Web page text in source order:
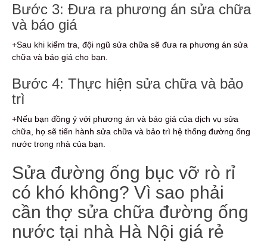
Bước 3: Đưa ra phương án sửa chữa
và báo giá
+Sau khi kiểm tra, đội ngũ sửa chữa sẽ đưa ra phương án sửa
chữa và báo giá cho bạn.
Bước 4: Thực hiện sửa chữa và bảo
trì
+Nếu bạn đồng ý với phương án và báo giá của dịch vụ sửa
chữa, họ sẽ tiến hành sửa chữa và bảo trì hệ thống đường ống
nước trong nhà của bạn.
Sửa đường ống bục vỡ rò rỉ
có khó không? Vì sao phải
cần thợ sửa chữa đường ống
nước tại nhà Hà Nội giá rẻ